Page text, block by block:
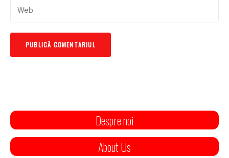
Despre noi
About Us